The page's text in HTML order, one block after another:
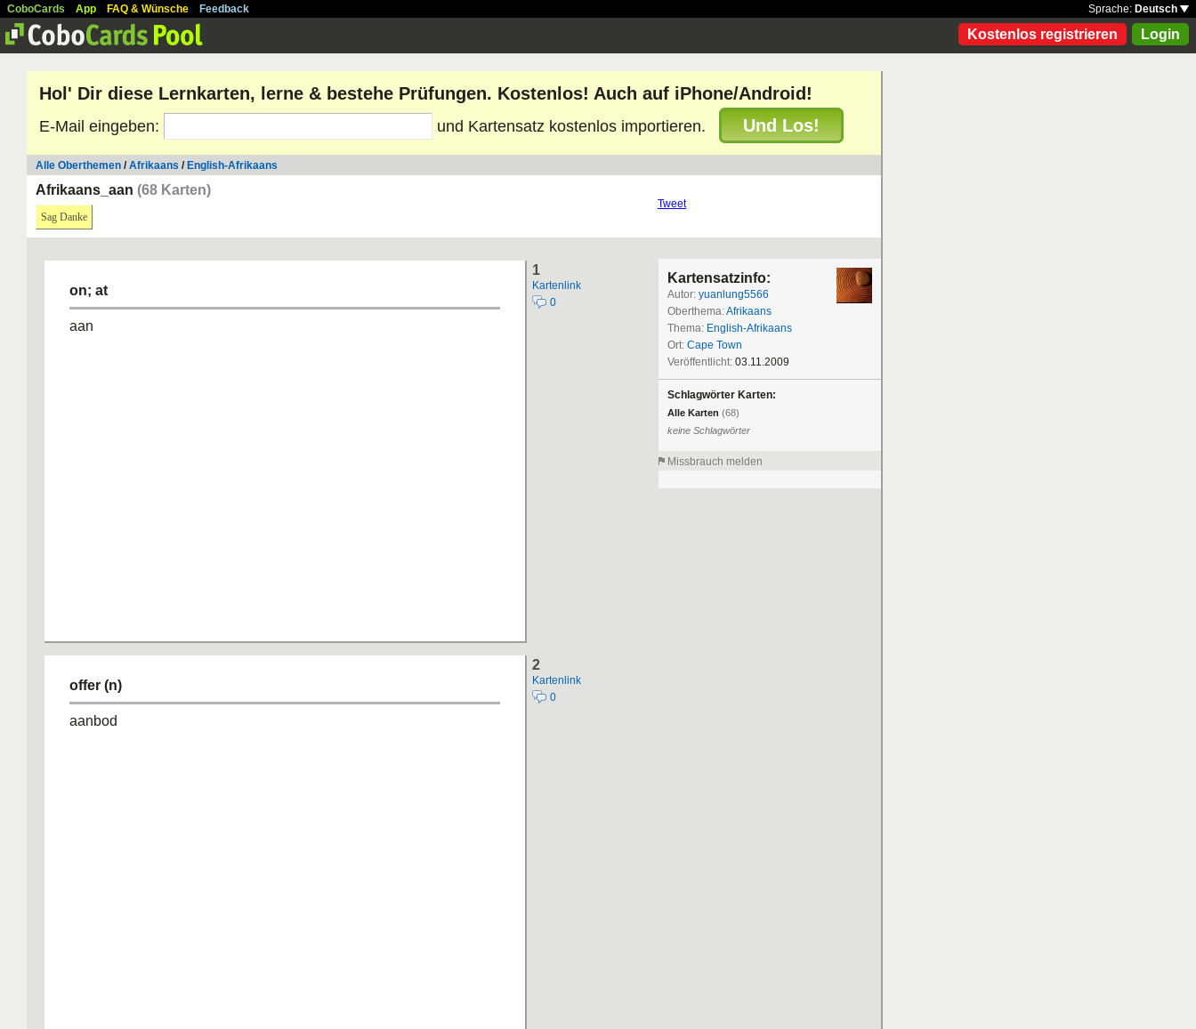
CoboCards App FAQ & Wünsche Feedback Sprache: Deutsch
Kostenlos registrieren Login
Hol' Dir diese Lernkarten, lerne & bestehe Prüfungen. Kostenlos! Auch auf iPhone/Android!
E-Mail eingeben: und Kartensatz kostenlos importieren. Und Los!
Alle Oberthemen /Afrikaans / English-Afrikaans
Afrikaans_aan (68 Karten)
Sag Danke
Tweet
1
Kartenlink
0
on; at
aan
2
Kartenlink
0
offer (n)
aanbod
Kartensatzinfo:
Autor: yuanlung5566
Oberthema:Afrikaans
Thema: English-Afrikaans
Ort: Cape Town
Veröffentlicht: 03.11.2009
Schlagwörter Karten:
Alle Karten (68)
keine Schlagwörter
Missbrauch melden